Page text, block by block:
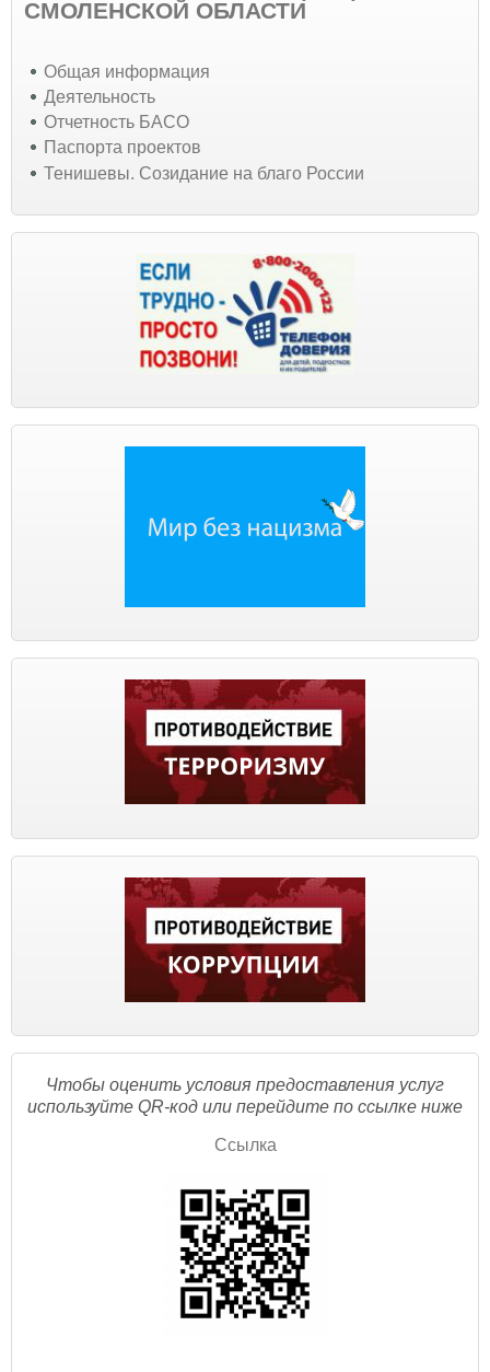
СМОЛЕНСКОЙ ОБЛАСТИ
Общая информация
Деятельность
Отчетность БАСО
Паспорта проектов
Тенишевы. Созидание на благо России
Чтобы оценить условия предоставления услуг
используйте QR-код или перейдите по ссылке ниже
Ссылка